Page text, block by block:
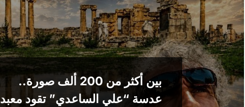
بين أكثر من 200 ألف صورة..
عدسة “علي الساعدي” تقود معبد